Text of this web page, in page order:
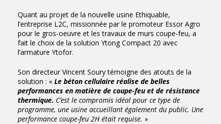
Quant au projet de la nouvelle usine Ethiquable,
l’entreprise L2C, missionnée par le promoteur Essor Agro
pour le gros-oeuvre et les travaux de murs coupe-feu, a
fait le choix de la solution Ytong Compact 20 avec
l’armature Ytofor.
Son directeur Vincent Soury témoigne des atouts de la
solution : « Le béton cellulaire réalise de belles
performances en matière de coupe-feu et de résistance
thermique. C’est le compromis idéal pour ce type de
programme, une usine accueillant également du public. Une
performance coupe-feu 2H était requise. »